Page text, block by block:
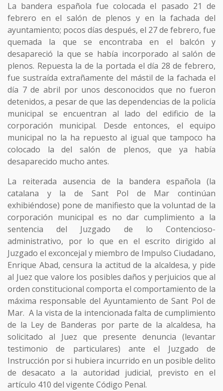
La bandera española fue colocada el pasado 21 de
febrero en el salón de plenos y en la fachada del
ayuntamiento; pocos días después, el 27 de febrero, fue
quemada la que se encontraba en el balcón y
desapareció la que se había incorporado al salón de
plenos. Repuesta la de la portada el día 28 de febrero,
fue sustraída extrañamente del mástil de la fachada el
día 7 de abril por unos desconocidos que no fueron
detenidos, a pesar de que las dependencias de la policía
municipal se encuentran al lado del edificio de la
corporación municipal. Desde entonces, el equipo
municipal no la ha repuesto al igual que tampoco ha
colocado la del salón de plenos, que ya había
desaparecido mucho antes.
La reiterada ausencia de la bandera española (la
catalana y la de Sant Pol de Mar continúan
exhibiéndose) pone de manifiesto que la voluntad de la
corporación municipal es no dar cumplimiento a la
sentencia del Juzgado de lo Contencioso-
administrativo, por lo que en el escrito dirigido al
Juzgado el exconcejal y miembro de Impulso Ciudadano,
Enrique Abad, censura la actitud de la alcaldesa, y pide
al Juez que valore los posibles daños y perjuicios que al
orden constitucional comporta el comportamiento de la
máxima responsable del Ayuntamiento de Sant Pol de
Mar. A la vista de la intencionada falta de cumplimiento
de la Ley de Banderas por parte de la alcaldesa, ha
solicitado al Juez que presente denuncia (levantar
testimonio de particulares) ante el Juzgado de
Instrucción por si hubiera incurrido en un posible delito
de desacato a la autoridad judicial, previsto en el
artículo 410 del vigente Código Penal.